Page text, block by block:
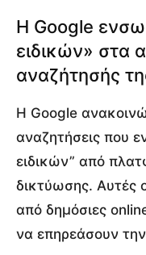
Η Google
ειδικών» στα
αναζήτησής
Η Google
αναζητήσεις που
ειδικών” από
δικτύωσης. Αυτές
από δημόσιες
να επηρεάσουν